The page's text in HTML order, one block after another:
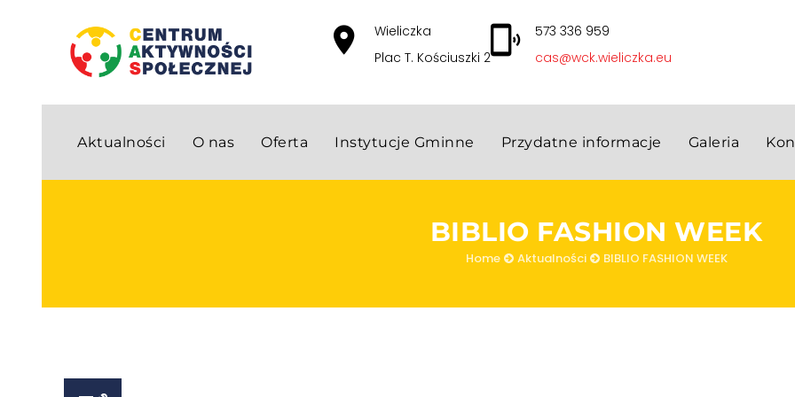
Wieliczka
Plac T. Kościuszki 2
573 336 959
cas@wck.wieliczka.eu
Aktualności O nas Oferta Instytucje Gminne Przydatne informacje Galeria
BIBLIO FASHION WEEK
Home Aktualności BIBLIO FASHION WEEK